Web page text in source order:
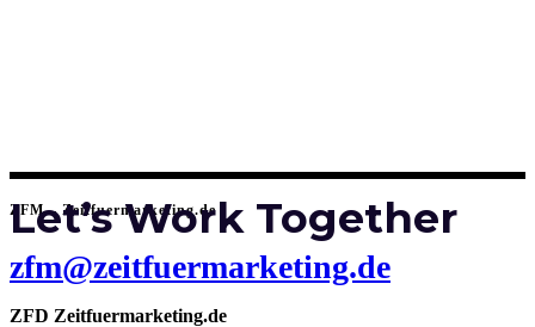
ZFM – Zeitfuermarketing.de
Let’s Work Together
zfm@zeitfuermarketing.de
ZFD Zeitfuermarketing.de